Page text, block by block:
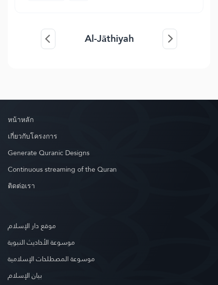
Al-Jāthiyah
หน้าหลัก
เกี่ยวกับโครงการ
Generate Quranic Designs
Continuous streaming of the Quran
ติดต่อเรา
موقع دار الإسلام
موسوعة الأحاديث النبوية
موسوعة المصطلحات الإسلامية
بيان الإسلام